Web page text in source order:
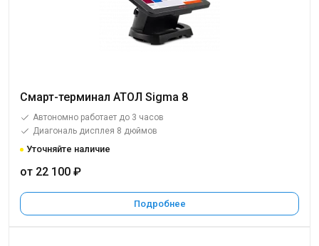
Смарт-терминал АТОЛ Sigma 8
Автономно работает до 3 часов
Диагональ дисплея 8 дюймов
Уточняйте наличие
от 22 100 ₽
Подробнее